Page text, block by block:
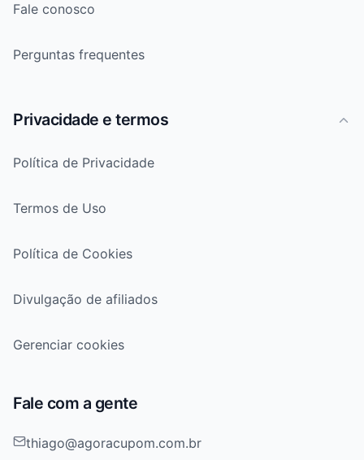
Fale conosco
Perguntas frequentes
Privacidade e termos
Política de Privacidade
Termos de Uso
Política de Cookies
Divulgação de afiliados
Gerenciar cookies
Fale com a gente
thiago@agoracupom.com.br